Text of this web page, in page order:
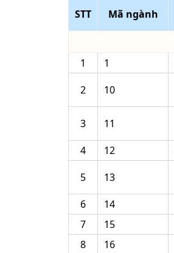
STT Mã ngành
1
1
2 10
3 11
4 12
5 13
6 14
7 15
8 16